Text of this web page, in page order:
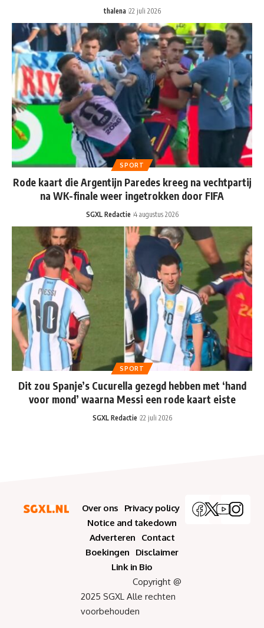
thalena 22 juli 2026
SPORT
Rode kaart die Argentijn Paredes kreeg na vechtpartij
na WK-finale weer ingetrokken door FIFA
SGXL Redactie 4 augustus 2026
SPORT
Dit zou Spanje’s Cucurella gezegd hebben met ‘hand
voor mond’ waarna Messi een rode kaart eiste
SGXL Redactie 22 juli 2026
Over ons
Privacy policy
Notice and takedown
Adverteren
Contact
Boekingen
Disclaimer
Link in Bio
Copyright @
2025 SGXL Alle rechten
voorbehouden